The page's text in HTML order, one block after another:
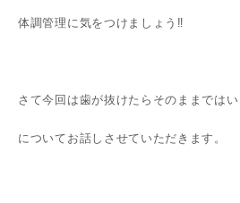
体調管理に気をつけましょう‼
さて今回は歯が抜けたらそのままでは
についてお話しさせていただきます。